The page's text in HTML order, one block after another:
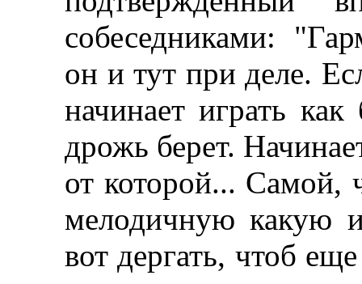
собеседниками:
он и тут при деле.
начинает играть
дрожь берет.
от которой... Самой,
мелодичную какую
вот дергать, чтоб